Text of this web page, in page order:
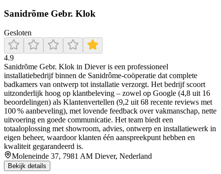
Sanidrõme Gebr. Klok
Gesloten
4.9
Sanidrõme Gebr. Klok in Diever is een professioneel
installatiebedrijf binnen de Sanidrôme-coöperatie dat complete
badkamers van ontwerp tot installatie verzorgt. Het bedrijf scoort
uitzonderlijk hoog op klantbeleving – zowel op Google (4,8 uit 16
beoordelingen) als Klantenvertellen (9,2 uit 68 recente reviews met
100 % aanbeveling), met lovende feedback over vakmanschap, nette
uitvoering en goede communicatie. Het team biedt een
totaaloplossing met showroom, advies, ontwerp en installatiewerk in
eigen beheer, waardoor klanten één aanspreekpunt hebben en
kwaliteit gegarandeerd is.
Moleneinde 37, 7981 AM Diever, Nederland
Bekijk details